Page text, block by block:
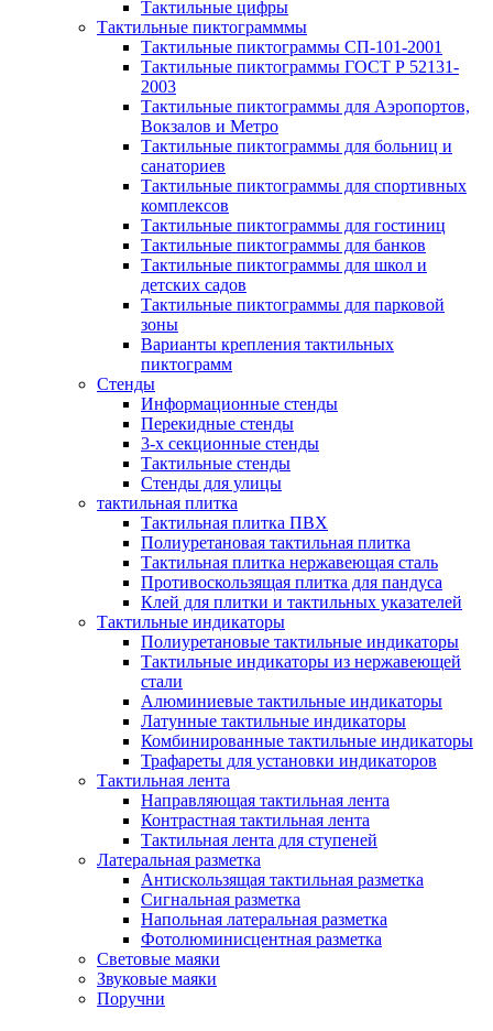
Тактильные цифры
Тактильные пиктограмммы
Тактильные пиктограммы СП-101-2001
Тактильные пиктограммы ГОСТ Р 52131-
2003
Тактильные пиктограммы для Аэропортов,
Вокзалов и Метро
Тактильные пиктограммы для больниц и
санаториев
Тактильные пиктограммы для спортивных
комплексов
Тактильные пиктограммы для гостиниц
Тактильные пиктограммы для банков
Тактильные пиктограммы для школ и
детских садов
Тактильные пиктограммы для парковой
зоны
Варианты крепления тактильных
пиктограмм
Стенды
Информационные стенды
Перекидные стенды
3-х секционные стенды
Тактильные стенды
Стенды для улицы
тактильная плитка
Тактильная плитка ПВХ
Полиуретановая тактильная плитка
Тактильная плитка нержавеющая сталь
Противоскользящая плитка для пандуса
Клей для плитки и тактильных указателей
Тактильные индикаторы
Полиуретановые тактильные индикаторы
Тактильные индикаторы из нержавеющей
стали
Алюминиевые тактильные индикаторы
Латунные тактильные индикаторы
Комбинированные тактильные индикаторы
Трафареты для установки индикаторов
Тактильная лента
Направляющая тактильная лента
Контрастная тактильная лента
Тактильная лента для ступеней
Латеральная разметка
Антискользящая тактильная разметка
Сигнальная разметка
Напольная латеральная разметка
Фотолюминисцентная разметка
Световые маяки
Звуковые маяки
Поручни